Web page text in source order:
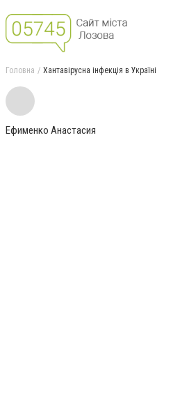
Головна Хантавірусна інфекція в Україні
Ефименко Анастасия